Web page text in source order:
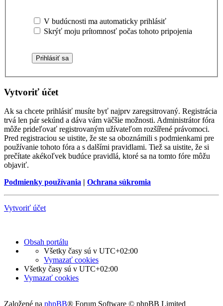
V budúcnosti ma automaticky prihlásiť
Skrýť moju prítomnosť počas tohoto pripojenia
Vytvoriť účet
Ak sa chcete prihlásiť musíte byť najprv zaregsitrovaný. Registrácia
trvá len pár sekúnd a dáva vám väčšie možnosti. Administrátor fóra
môže prideľovať registrovaným užívateľom rozšířené právomoci.
Pred registraciou se uistite, že ste sa oboznámili s podmienkami pre
používanie tohoto fóra a s dalšími pravidlami. Tiež sa uistite, že si
prečítate akékoľvek budúce pravidlá, ktoré sa na tomto fóre môžu
objaviť.
Podmienky používania | Ochrana súkromia
Vytvoriť účet
Obsah portálu
Všetky časy sú v UTC+02:00
Vymazať cookies
Všetky časy sú v UTC+02:00
Vymazať cookies
Založené na phpBB® Forum Software © phpBB Limited